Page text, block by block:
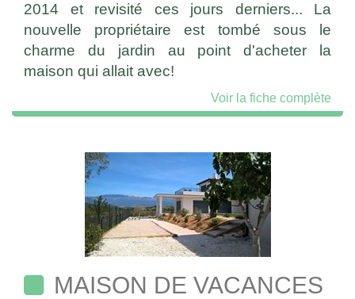
2014 et revisité ces jours derniers... La
nouvelle propriétaire est tombé sous le
charme du jardin au point d'acheter la
maison qui allait avec!
Voir la fiche complète
MAISON DE VACANCES